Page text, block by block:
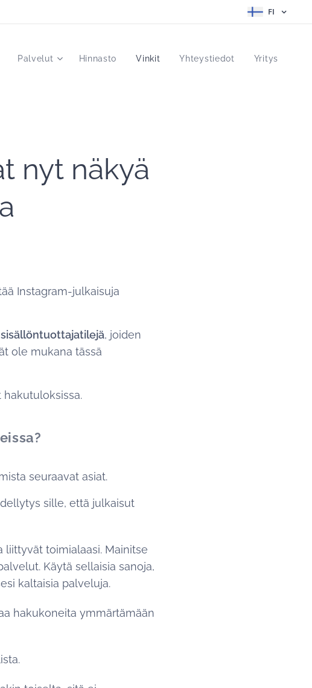
FI
Palvelut Hinnasto Vinkit Yhteystiedot Yritys
nyt näkyä
Instagram-julkaisuja
, joiden
ole mukana tässä
seuraavat asiat.
sille, että julkaisut
liittyvät toimialaasi. Mainitse
Käytä sellaisia sanoja,
kaltaisia palveluja.
hakukoneita ymmärtämään